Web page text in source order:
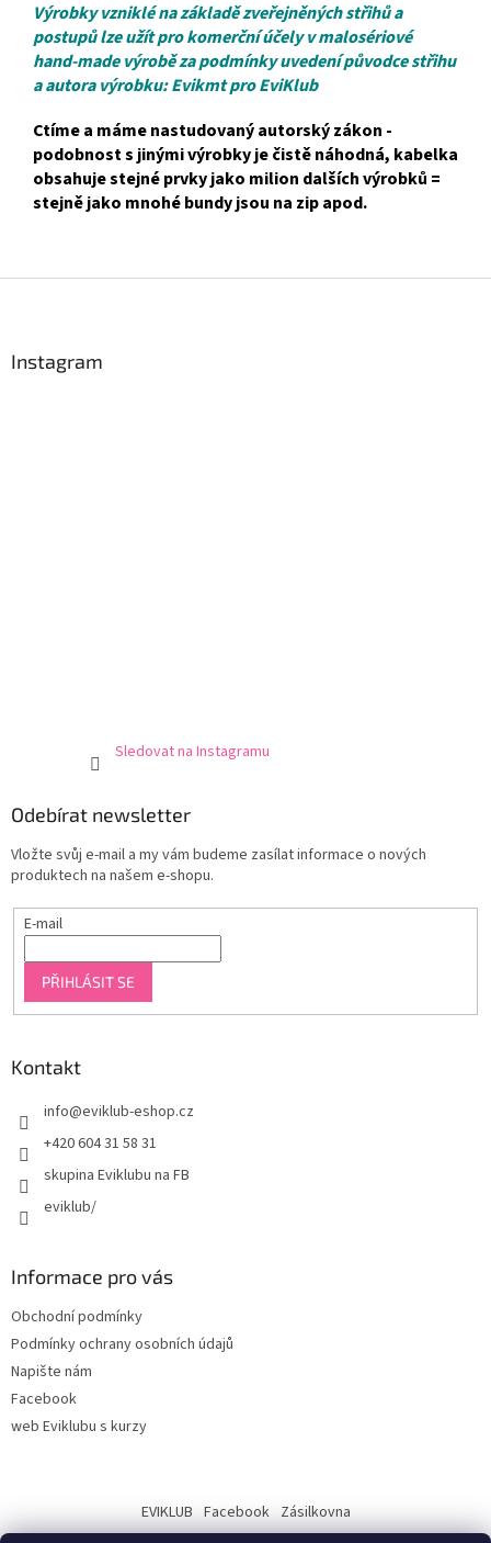
Výrobky vzniklé na základě zveřejněných střihů a
postupů lze užít pro komerční účely v malosériové
hand-made výrobě za podmínky uvedení původce střihu
a autora výrobku: Evikmt pro EviKlub
Ctíme a máme nastudovaný autorský zákon -
podobnost s jinými výrobky je čistě náhodná, kabelka
obsahuje stejné prvky jako milion dalších výrobků =
stejně jako mnohé bundy jsou na zip apod.
Instagram
Sledovat na Instagramu
Odebírat newsletter
Vložte svůj e-mail a my vám budeme zasílat informace o nových
produktech na našem e-shopu.
E-mail
PŘIHLÁSIT SE
Kontakt
info@eviklub-eshop.cz
+420 604 31 58 31
skupina Eviklubu na FB
eviklub/
Informace pro vás
Obchodní podmínky
Podmínky ochrany osobních údajů
Napište nám
Facebook
web Eviklubu s kurzy
EVIKLUB Facebook Zásilkovna